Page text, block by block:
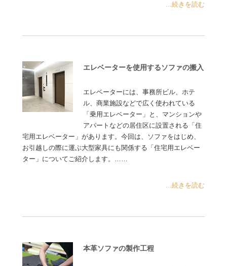
...続きを読む
エレベーターを使用するソファの搬入
エレベーターには、事務所ビル、ホテ
ル、商業施設などで広く使われている
「乗用エレベーター」と、マンションや
アパートなどの居住区に設置される「住
宅用エレベーター」があります。今回は、ソファをはじめ、
お引越しの際に運ぶ大型家具にも関係する「住宅用エレベー
ター」についてご紹介します。……
...続きを読む
本革ソファの製作工程